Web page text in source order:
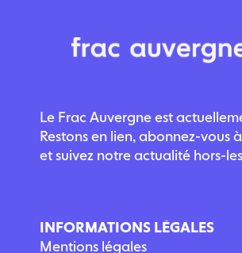
Le Frac Auvergne est
Restons en lien, abonnez-vous
et suivez notre actualité hors-
INFORMATIONS LÉGALES
Mentions légales